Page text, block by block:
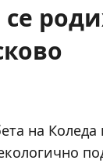
на Коледа